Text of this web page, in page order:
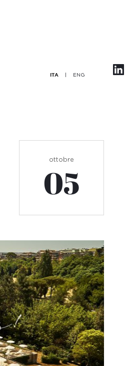
ITA ENG
ottobre
05